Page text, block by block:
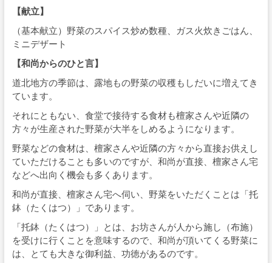
【献立】
（基本献立）野菜のスパイス炒め数種、ガス火炊きごはん、
ミニデザート
【和尚からのひと言】
道北地方の季節は、露地もの野菜の収穫もしだいに増えてき
ています。
それにともない、食堂で接待する食材も檀家さんや近隣の
方々が生産された野菜が大半をしめるようになります。
野菜などの食材は、檀家さんや近隣の方々から直接お供えし
ていただけることも多いのですが、和尚が直接、檀家さん宅
などへ出向く機会も多くあります。
和尚が直接、檀家さん宅へ伺い、野菜をいただくことは「托
鉢（たくはつ）」であります。
「托鉢（たくはつ）」とは、お坊さんが人から施し（布施）
を受けに行くことを意味するので、和尚が頂いてくる野菜に
は、とても大きな御利益、功徳があるのです。